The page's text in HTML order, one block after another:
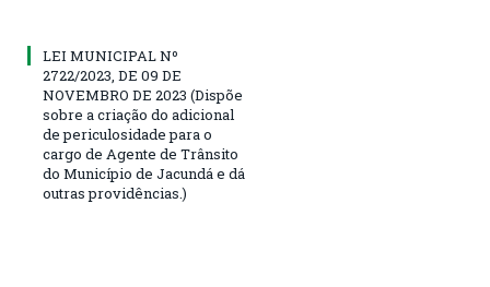
LEI MUNICIPAL Nº
2722/2023, DE 09 DE
NOVEMBRO DE 2023 (Dispõe
sobre a criação do adicional
de periculosidade para o
cargo de Agente de Trânsito
do Município de Jacundá e dá
outras providências.)